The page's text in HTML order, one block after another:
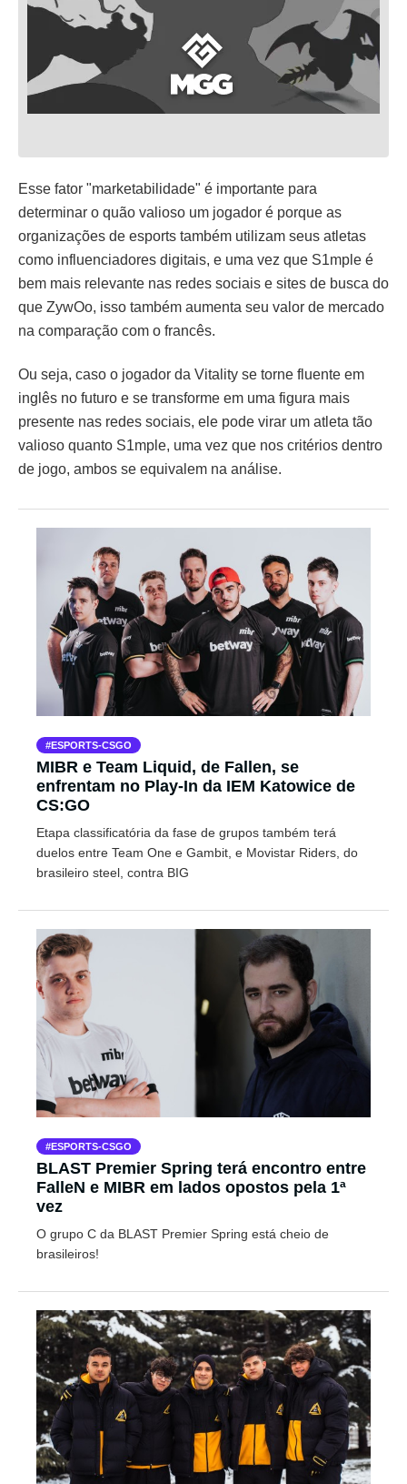
Esse fator "marketabilidade" é importante para
determinar o quão valioso um jogador é porque as
organizações de esports também utilizam seus atletas
como influenciadores digitais, e uma vez que S1mple é
bem mais relevante nas redes sociais e sites de busca do
que ZywOo, isso também aumenta seu valor de mercado
na comparação com o francês.
Ou seja, caso o jogador da Vitality se torne fluente em
inglês no futuro e se transforme em uma figura mais
presente nas redes sociais, ele pode virar um atleta tão
valioso quanto S1mple, uma vez que nos critérios dentro
de jogo, ambos se equivalem na análise.
ESPORTS-CSGO
MIBR e Team Liquid, de Fallen, se
enfrentam no Play-In da IEM Katowice de
CS:GO
Etapa classificatória da fase de grupos também terá
duelos entre Team One e Gambit, e Movistar Riders, do
brasileiro steel, contra BIG
ESPORTS-CSGO
BLAST Premier Spring terá encontro entre
FalleN e MIBR em lados opostos pela 1ª
vez
O grupo C da BLAST Premier Spring está cheio de
brasileiros!